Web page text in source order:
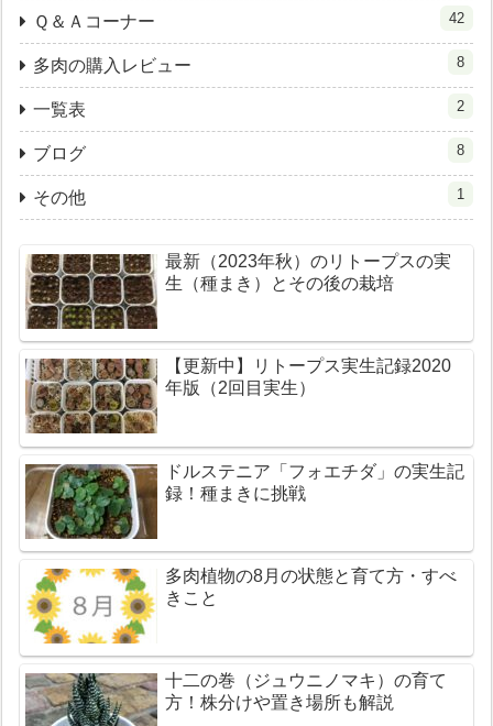
Ｑ＆Ａコーナー 42
多肉の購入レビュー 8
一覧表 2
ブログ 8
その他 1
最新（2023年秋）のリトープスの実
生（種まき）とその後の栽培
【更新中】リトープス実生記録2020
年版（2回目実生）
ドルステニア「フォエチダ」の実生記
録！種まきに挑戦
多肉植物の8月の状態と育て方・すべ
きこと
十二の巻（ジュウニノマキ）の育て
方！株分けや置き場所も解説